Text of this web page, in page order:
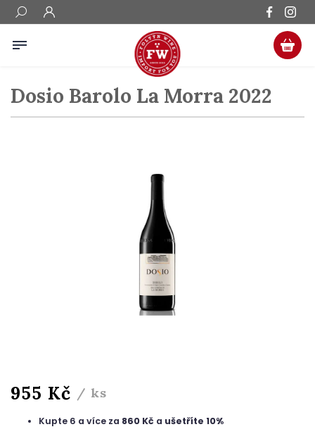
Dosio Barolo La Morra 2022
955 Kč / ks
Kupte 6 a více za 860 Kč a ušetříte 10%